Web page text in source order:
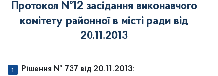
Проекти рішень районної ради
Проєкти рішень виконавчого комітету
Протокол №12 засідання виконавчого
комітету районної в місті ради від
20.11.2013
Рішення № 737 від 20.11.2013: